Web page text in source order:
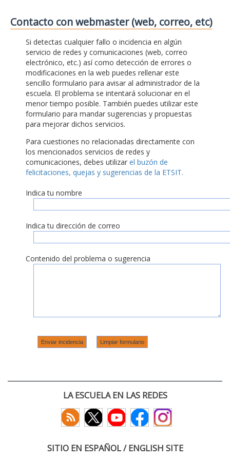
Contacto con webmaster (web, correo, etc)
Si detectas cualquier fallo o incidencia en algún
servicio de redes y comunicaciones (web, correo
electrónico, etc.) así como detección de errores o
modificaciones en la web puedes rellenar este
sencillo formulario para avisar al administrador de la
escuela. El problema se intentará solucionar en el
menor tiempo posible. También puedes utilizar este
formulario para mandar sugerencias y propuestas
para mejorar dichos servicios.
Para cuestiones no relacionadas directamente con
los mencionados servicios de redes y
comunicaciones, debes utilizar el buzón de
felicitaciones, quejas y sugerencias de la ETSIT.
Indica tu nombre
Indica tu dirección de correo
Contenido del problema o sugerencia
LA ESCUELA EN LAS REDES
SITIO EN ESPAÑOL / ENGLISH SITE